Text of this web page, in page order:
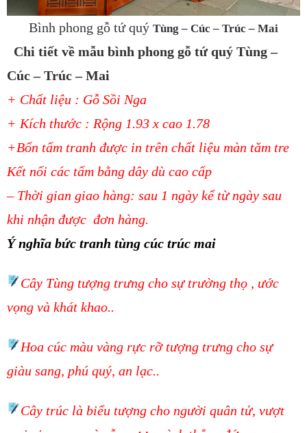
Bình phong gỗ tứ quý Tùng – Cúc – Trúc – Mai
Chi tiết về mẫu bình phong gỗ tứ quý Tùng –
Cúc – Trúc – Mai
+ Chất liệu : Gỗ Sồi Nga
+ Kích thước : Rộng 1.93 x cao 1.78
+Bốn tấm tranh được in trên chất liệu màn tăm tre
Kết nối các tấm bằng dây dù cao cấp
– Thời gian giao hàng: sau 1 ngày kể từ ngày sau
khi nhận được đơn hàng.
Ý nghĩa bức tranh tùng cúc trúc mai
Cây Tùng tượng trưng cho sự trường thọ , ước
vọng và khát khao..
Hoa cúc màu vàng rực rỡ tượng trưng cho sự
giàu sang, phú quý, an lạc..
Cây trúc là biểu tượng cho người quân tử, vượt